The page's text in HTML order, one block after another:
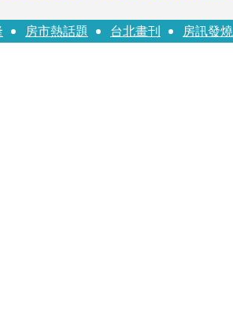
首度受訪 廣末涼子被次子點醒！哽咽
房市熱話題 台北畫刊 房訊發